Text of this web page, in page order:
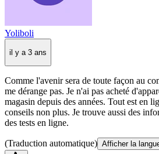
Yoliboli
il y a 3 ans
Comme l'avenir sera de toute façon au
me dérange pas. Je n'ai pas acheté
magasin depuis des années. Tout est en
conseils non plus. Je trouve aussi des
des tests en ligne.
(Traduction automatique) Afficher la